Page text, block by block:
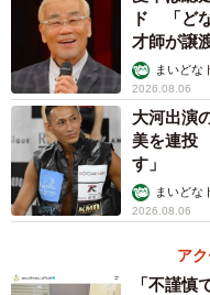
ド 「ど
才師が譲
まいどな
2026.08.06
大河出演
美を連投
す」
まいどな
2026.08.06
ア
「不謹慎